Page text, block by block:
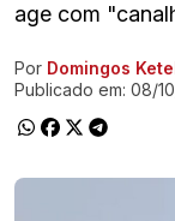
age com
Ir direto pra
Por Domingos
Publicado em: 08/